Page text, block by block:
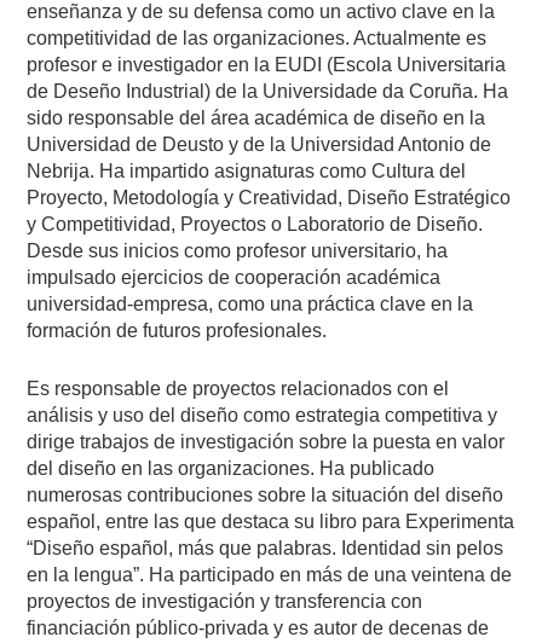
enseñanza y de su defensa como un activo clave en la
competitividad de las organizaciones. Actualmente es
profesor e investigador en la EUDI (Escola Universitaria
de Deseño Industrial) de la Universidade da Coruña. Ha
sido responsable del área académica de diseño en la
Universidad de Deusto y de la Universidad Antonio de
Nebrija. Ha impartido asignaturas como Cultura del
Proyecto, Metodología y Creatividad, Diseño Estratégico
y Competitividad, Proyectos o Laboratorio de Diseño.
Desde sus inicios como profesor universitario, ha
impulsado ejercicios de cooperación académica
universidad-empresa, como una práctica clave en la
formación de futuros profesionales.
Es responsable de proyectos relacionados con el
análisis y uso del diseño como estrategia competitiva y
dirige trabajos de investigación sobre la puesta en valor
del diseño en las organizaciones. Ha publicado
numerosas contribuciones sobre la situación del diseño
español, entre las que destaca su libro para Experimenta
“Diseño español, más que palabras. Identidad sin pelos
en la lengua”. Ha participado en más de una veintena de
proyectos de investigación y transferencia con
financiación público-privada y es autor de decenas de